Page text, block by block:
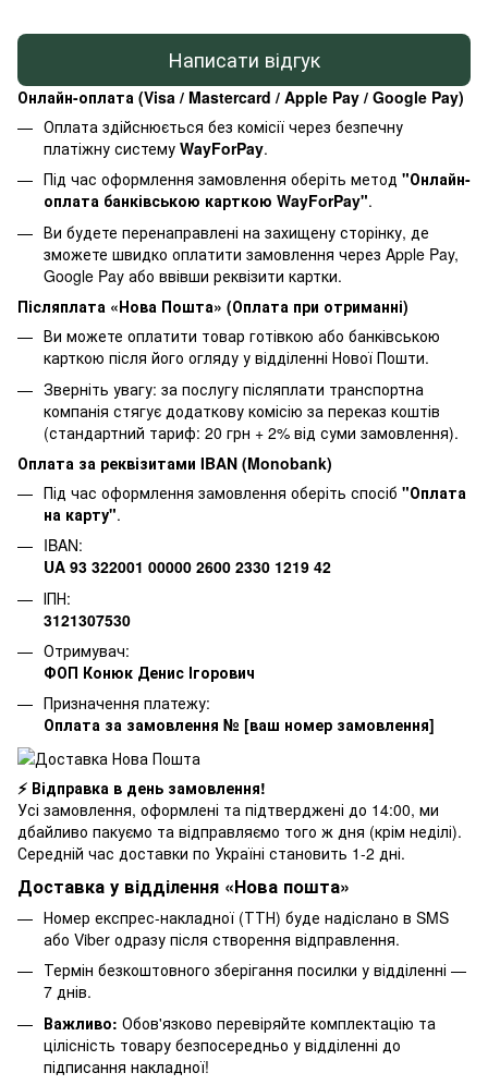
Написати відгук
Онлайн-оплата (Visa / Mastercard / Apple Pay / Google Pay)
Оплата здійснюється без комісії через безпечну
платіжну систему WayForPay.
Під час оформлення замовлення оберіть метод "Онлайн-
оплата банківською карткою WayForPay".
Ви будете перенаправлені на захищену сторінку, де
зможете швидко оплатити замовлення через Apple Pay,
Google Pay або ввівши реквізити картки.
Післяплата «Нова Пошта» (Оплата при отриманні)
Ви можете оплатити товар готівкою або банківською
карткою після його огляду у відділенні Нової Пошти.
Зверніть увагу: за послугу післяплати транспортна
компанія стягує додаткову комісію за переказ коштів
(стандартний тариф: 20 грн + 2% від суми замовлення).
Оплата за реквізитами IBAN (Monobank)
Під час оформлення замовлення оберіть спосіб "Оплата
на карту".
IBAN:
UA 93 322001 00000 2600 2330 1219 42
ІПН:
3121307530
Отримувач:
ФОП Конюк Денис Ігорович
Призначення платежу:
Оплата за замовлення № [ваш номер замовлення]
⚡ Відправка в день замовлення!
Усі замовлення, оформлені та підтверджені до 14:00, ми
дбайливо пакуємо та відправляємо того ж дня (крім неділі).
Середній час доставки по Україні становить 1-2 дні.
Доставка у відділення «Нова пошта»
Номер експрес-накладної (ТТН) буде надіслано в SMS
або Viber одразу після створення відправлення.
Термін безкоштовного зберігання посилки у відділенні —
7 днів.
Важливо: Обов'язково перевіряйте комплектацію та
цілісність товару безпосередньо у відділенні до
підписання накладної!